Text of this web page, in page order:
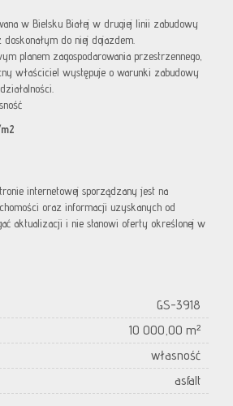
w Bielsku Białej w drugiej linii zabudowy
do niej dojazdem.
planem zagospodarowania przestrzennego,
właściciel występuje o warunki zabudowy
internetowej sporządzany jest na
oraz informacji uzyskanych od
aktualizacji i nie stanowi oferty określonej w
GS-3918
10 000,00 m²
własność
asfalt